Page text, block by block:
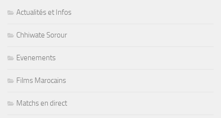
Actualités et Infos
Chhiwate Sorour
Evenements
Films Marocains
Matchs en direct